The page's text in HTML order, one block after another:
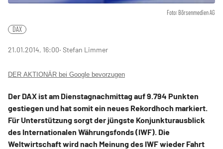
Foto: Börsenmedien AG
DAX
21.01.2014, 16:00‧ Stefan Limmer
DER AKTIONÄR bei Google bevorzugen
Der DAX ist am Dienstagnachmittag auf 9.794 Punkten
gestiegen und hat somit ein neues Rekordhoch markiert.
Für Unterstützung sorgt der jüngste Konjunkturausblick
des Internationalen Währungsfonds (IWF). Die
Weltwirtschaft wird nach Meinung des IWF wieder Fahrt